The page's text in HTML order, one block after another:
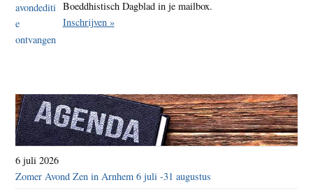
Boeddhistisch Dagblad in je mailbox.
Inschrijven »
6 juli 2026
Zomer Avond Zen in Arnhem 6 juli -31 augustus